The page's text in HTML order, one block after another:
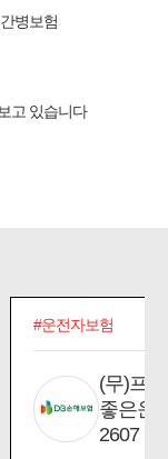
입
병보험
고 있습니다
#운전자보험
(무)프
좋은운
2607